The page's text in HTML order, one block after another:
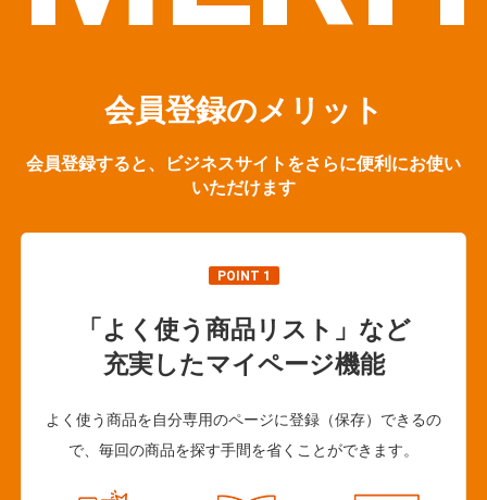
会員登録のメリット
会員登録すると、ビジネスサイトをさらに便利にお使い
いただけます
POINT 1
「よく使う商品リスト」など
充実したマイページ機能
よく使う商品を自分専用のページに登録（保存）できるの
で、毎回の商品を探す手間を省くことができます。